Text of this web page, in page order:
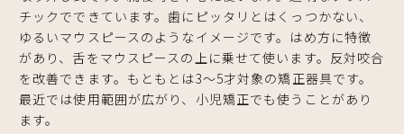
チックでできています。歯にピッタリとはくっつかない、
ゆるいマウスピースのようなイメージです。はめ方に特徴
があり、舌をマウスピースの上に乗せて使います。反対咬合
を改善できます。もともとは3～5才対象の矯正器具です。
最近では使用範囲が広がり、小児矯正でも使うことがあり
ます。